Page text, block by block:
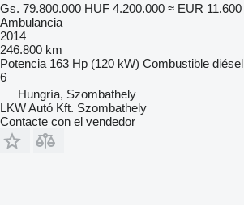
Gs. 79.800.000 HUF 4.200.000 ≈ EUR 11.600
Ambulancia
2014
246.800 km
Potencia 163 Hp (120 kW) Combustible diésel
6
Hungría, Szombathely
LKW Autó Kft. Szombathely
Contacte con el vendedor